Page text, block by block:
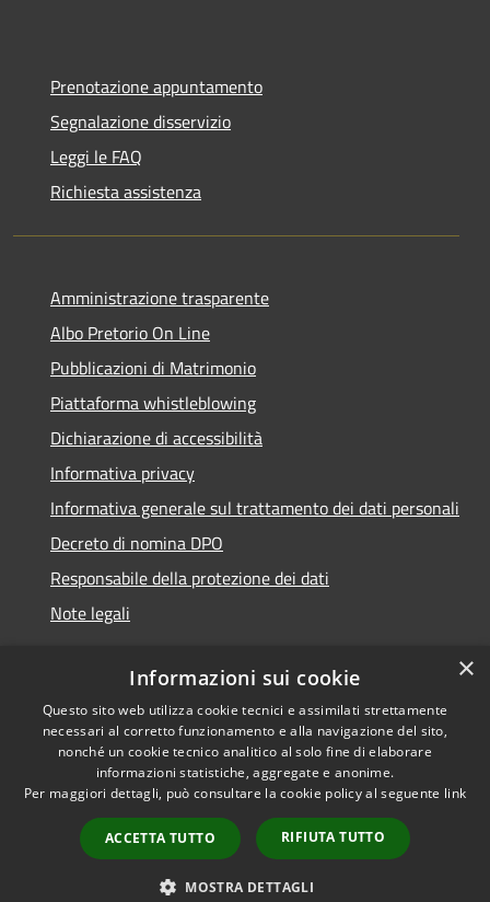
Prenotazione appuntamento
Segnalazione disservizio
Leggi le FAQ
Richiesta assistenza
Amministrazione trasparente
Albo Pretorio On Line
Pubblicazioni di Matrimonio
Piattaforma whistleblowing
Dichiarazione di accessibilità
Informativa privacy
Informativa generale sul trattamento dei dati personali
Decreto di nomina DPO
Responsabile della protezione dei dati
Note legali
RSS
Accessibilità
Cookie
Mappa del sito
Piano di miglioramento
© 2021 - 2026 Comune di
Chiavari -Area Riservata
×
Informazioni sui cookie
Questo sito web utilizza cookie tecnici e assimilati strettamente
necessari al corretto funzionamento e alla navigazione del sito,
nonché un cookie tecnico analitico al solo fine di elaborare
informazioni statistiche, aggregate e anonime.
Per maggiori dettagli, può consultare la cookie policy al seguente link
ACCETTA TUTTO RIFIUTA TUTTO
MOSTRA DETTAGLI